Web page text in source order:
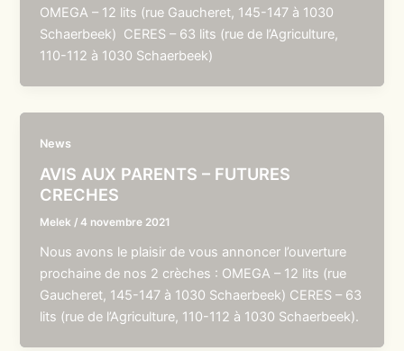
OMEGA – 12 lits (rue Gaucheret, 145-147 à 1030
Schaerbeek) CERES – 63 lits (rue de l’Agriculture,
110-112 à 1030 Schaerbeek)
News
AVIS AUX PARENTS – FUTURES
CRECHES
Melek /4 novembre 2021
Nous avons le plaisir de vous annoncer l’ouverture
prochaine de nos 2 crèches : OMEGA – 12 lits (rue
Gaucheret, 145-147 à 1030 Schaerbeek) CERES – 63
lits (rue de l’Agriculture, 110-112 à 1030 Schaerbeek).